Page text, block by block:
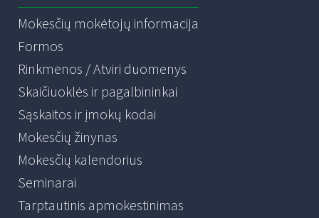
Mokesčių mokėtojų informacija
Formos
Rinkmenos / Atviri duomenys
Skaičiuoklės ir pagalbininkai
Sąskaitos ir įmokų kodai
Mokesčių žinynas
Mokesčių kalendorius
Seminarai
Tarptautinis apmokestinimas